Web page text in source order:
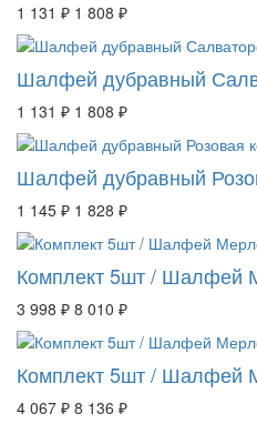
1 131 ₽ 1 808 ₽
Шалфей дубравный
1 131 ₽ 1 808 ₽
Шалфей дубравный
1 145 ₽ 1 828 ₽
Комплект 5шт / Шалфей
3 998 ₽ 8 010 ₽
Комплект 5шт / Шалфей
4 067 ₽ 8 136 ₽